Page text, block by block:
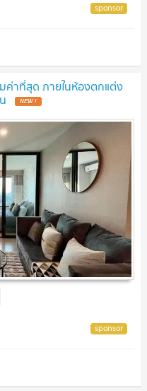
ค่าที่สุด ภายในห้องตกแต่ง